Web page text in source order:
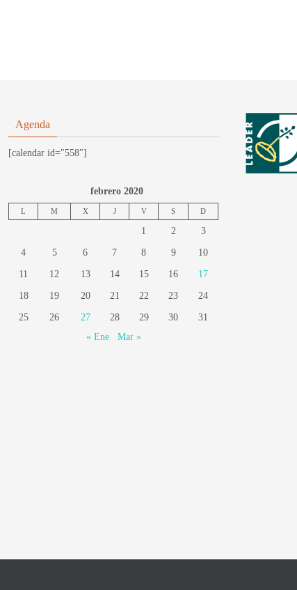
Agenda
[calendar id="558"]
febrero 2020
L M X J V S D
1 2 3
4 5 6 7 8 9 10
11 12 13 14 15 16 17
18 19 20 21 22 23 24
25 26 27 28 29 30
31
« Ene
Mar »